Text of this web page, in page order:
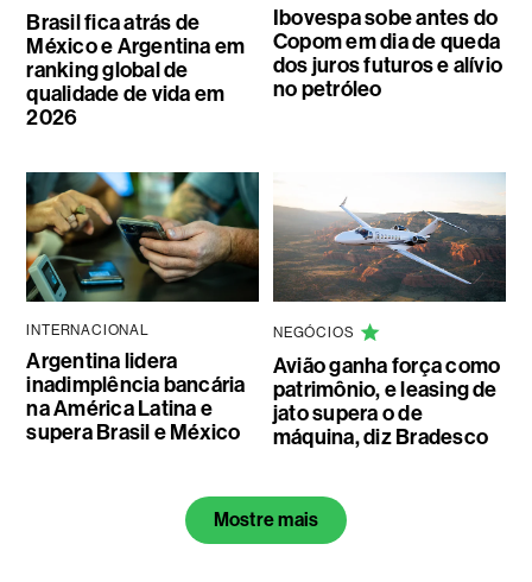
Brasil fica atrás de
México e Argentina em
ranking global de
qualidade de vida em
2026
Ibovespa sobe antes do
Copom em dia de queda
dos juros futuros e alívio
no petróleo
INTERNACIONAL
Argentina lidera
inadimplência bancária
na América Latina e
supera Brasil e México
NEGÓCIOS
Avião ganha força como
patrimônio, e leasing de
jato supera o de
máquina, diz Bradesco
Mostre mais